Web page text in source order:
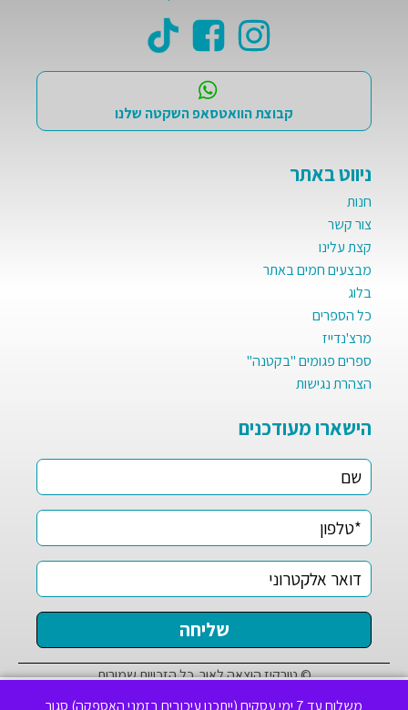
משלוח עד 7 ימי עסקים (ייתכנו עיכובים בזמני האספקה) סגור
קבוצת הוואטסאפ השקטה שלנו
ניווט באתר
חנות
צור קשר
קצת עלינו
מבצעים חמים באתר
בלוג
כל הספרים
מרצ'נדייז
ספרים פגומים "בקטנה"
הצהרת נגישות
הישארו מעודכנים
© טורקיז הוצאה לאור. כל הזכויות שמורות